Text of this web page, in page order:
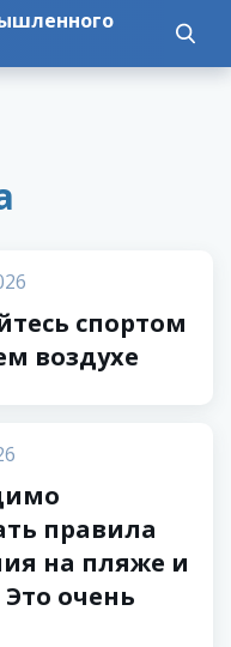
спортом
воздухе
правила
на пляже и
очень